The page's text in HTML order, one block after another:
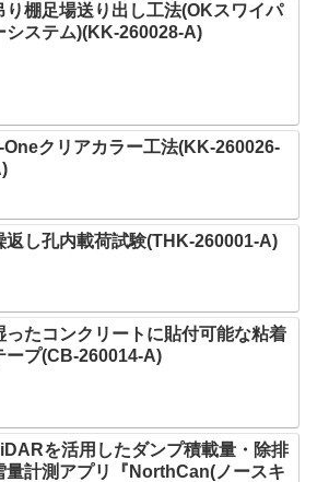
り棚足場送り出し工法(OKスワイパ
システム)(KK-260028-A)
Oneクリアカラー工法(KK-260026-
返し孔内載荷試験(THK-260001-A)
ったコンクリートに貼付可能な粘着
ープ(CB-260014-A)
を活用したダンプ積載量・除排
量計測アプリ『NorthCan(ノースキ